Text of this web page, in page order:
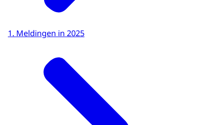
1. Meldingen in 2025